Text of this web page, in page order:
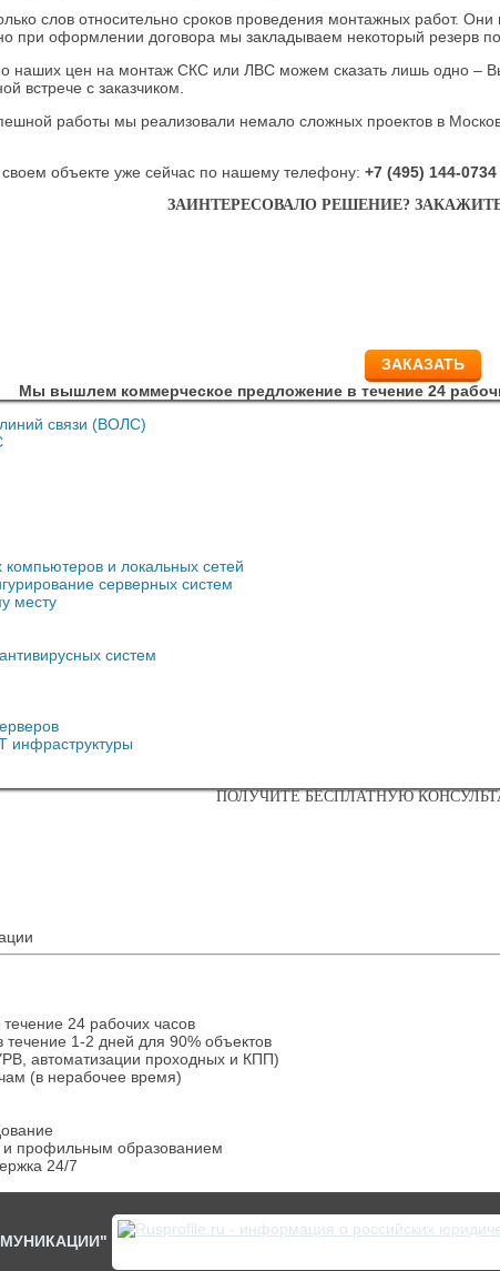
слов относительно сроков проведения монтажных работ.
при оформлении договора мы закладываем некоторый резерв
наших цен на монтаж СКС или ЛВС можем сказать лишь одно –
встрече с заказчиком.
работы мы реализовали немало сложных проектов в
объекте уже сейчас по нашему телефону: +7 (495) 144-0734
ЗАИНТЕРЕСОВАЛО РЕШЕНИЕ?
ЗАКАЗАТЬ
Мы вышлем коммерческое предложение в течение 24
связи (ВОЛС)
и локальных сетей
серверных систем
месту
систем
инфраструктуры
ПОЛУЧИТЕ БЕСПЛАТНУЮ
24 рабочих часов
1-2 дней для 90% объектов
автоматизации проходных и КПП)
(в нерабочее время)
и профильным образованием
24/7